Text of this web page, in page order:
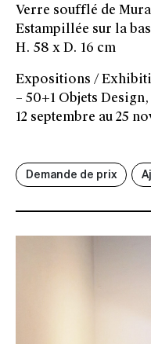
Verre soufflé de
Estampillée sur la
H. 58 x D. 16 cm
Expositions /
– 50+1 Objets
12 septembre au 25
Demande de prix